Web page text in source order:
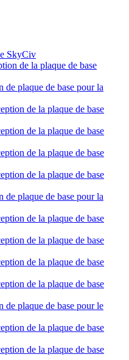
SkyCiv
de la plaque de base
de plaque de base pour la
de la plaque de base
de la plaque de base
de la plaque de base
de la plaque de base
de plaque de base pour la
de la plaque de base
de la plaque de base
de la plaque de base
de la plaque de base
de plaque de base pour le
de la plaque de base
de la plaque de base